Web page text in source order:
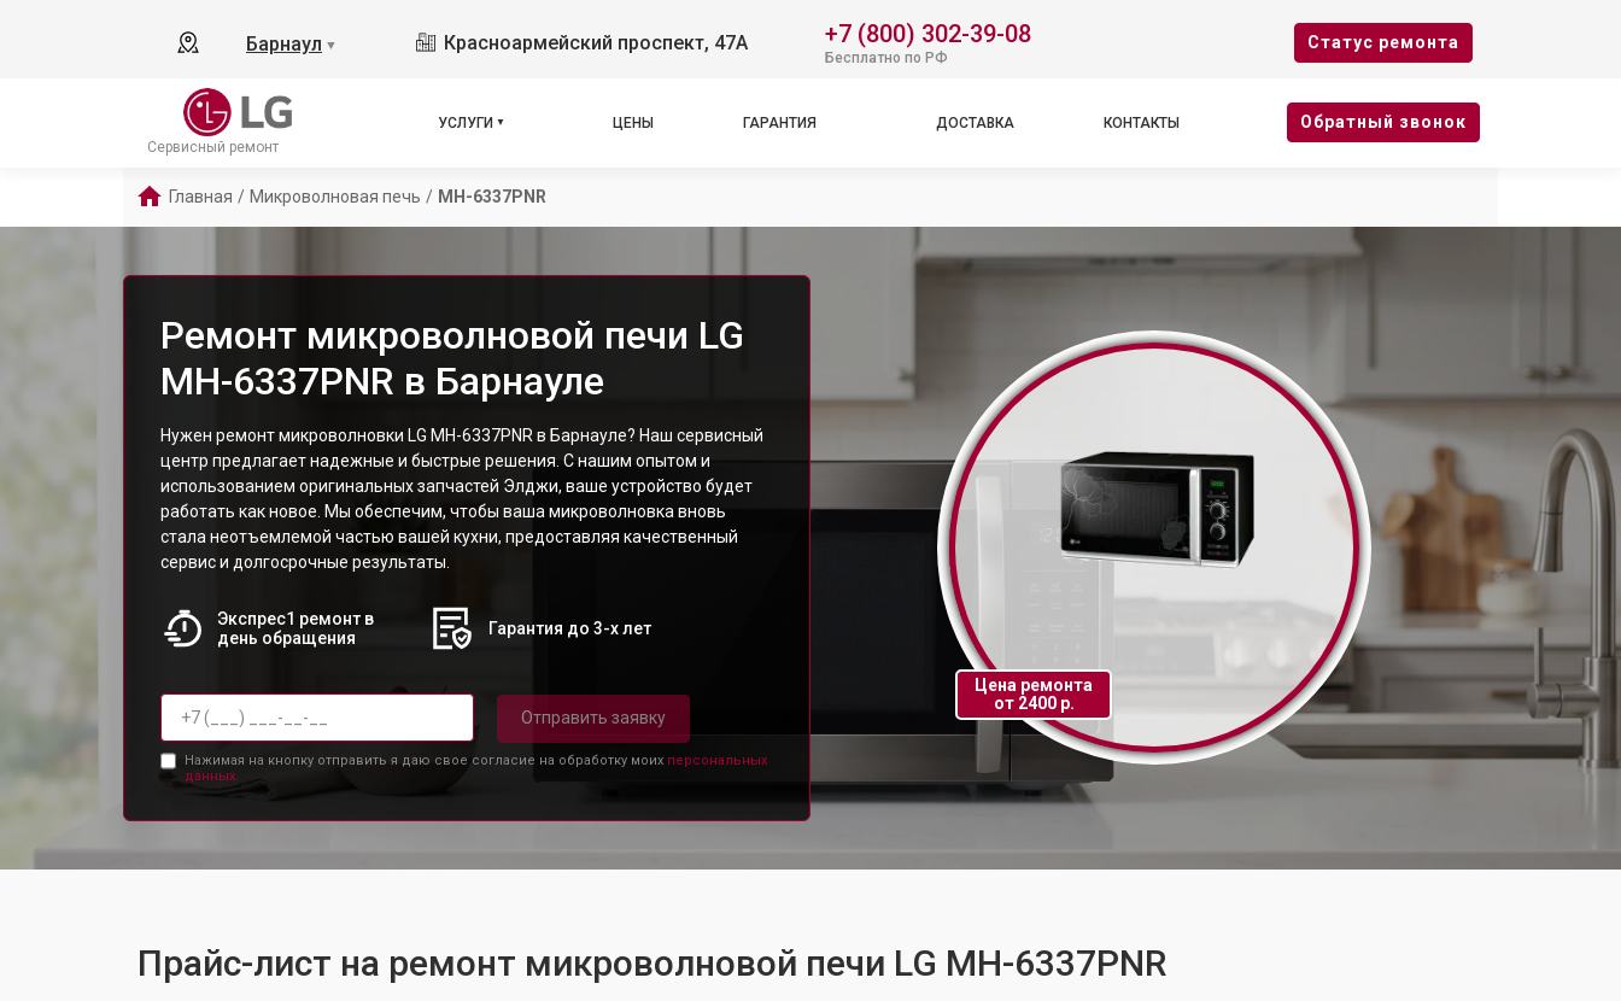
Барнаул ▼ Красноармейский проспект, 47А +7 (800) 302-39-08
Бесплатно по РФ
Cтатус ремонта
Сервисный ремонт
УСЛУГИ ЦЕНЫ ГАРАНТИЯ ДОСТАВКА КОНТАКТЫ Oбратный звонок
Главная / Микроволновая печь / MH-6337PNR
Ремонт микроволновой печи LG
MH-6337PNR в Барнауле
Нужен ремонт микроволновки LG MH-6337PNR в Барнауле? Наш сервисный
центр предлагает надежные и быстрые решения. С нашим опытом и
использованием оригинальных запчастей Элджи, ваше устройство будет
работать как новое. Мы обеспечим, чтобы ваша микроволновка вновь
стала неотъемлемой частью вашей кухни, предоставляя качественный
сервис и долгосрочные результаты.
Экспрес1 ремонт в
день обращения
Гарантия до 3-х лет
Отправить заявку
Нажимая на кнопку отправить я даю свое согласие на обработку моих персональных
данных.
Цена ремонта
от 2400 р.
Прайс-лист на ремонт микроволновой печи LG MH-6337PNR